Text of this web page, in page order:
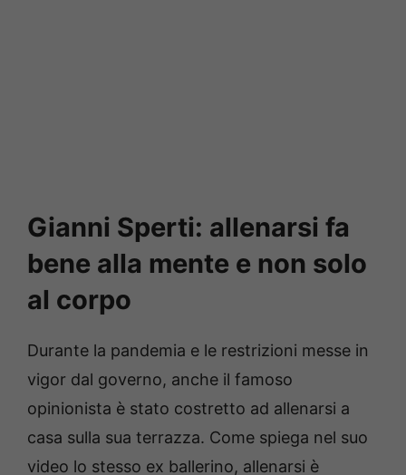
Gianni Sperti: allenarsi fa
bene alla mente e non solo
al corpo
Durante la pandemia e le restrizioni messe in
vigor dal governo, anche il famoso
opinionista è stato costretto ad allenarsi a
casa sulla sua terrazza. Come spiega nel suo
video lo stesso ex ballerino, allenarsi è